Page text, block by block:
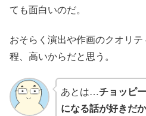
ても面白いのだ。
おそらく演出や作画のクオリ
程、高いからだと思う。
あとは…チョッピ
になる話が好きだ